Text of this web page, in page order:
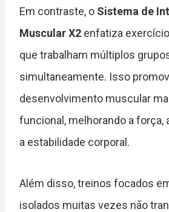
Em contraste, o Sistema de
Muscular X2 enfatiza
que trabalham múltiplos
simultaneamente. Isso
desenvolvimento muscular
funcional, melhorando a força,
a estabilidade corporal.
Além disso, treinos focados
isolados muitas vezes não